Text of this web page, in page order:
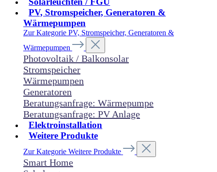
PV, Stromspeicher, Generatoren &
Wärmepumpen
Zur Kategorie PV, Stromspeicher, Generatoren &
Wärmepumpen
Photovoltaik / Balkonsolar
Stromspeicher
Wärmepumpen
Generatoren
Beratungsanfrage: Wärmepumpe
Beratungsanfrage: PV Anlage
Elektroinstallation
Weitere Produkte
Zur Kategorie Weitere Produkte
Smart Home